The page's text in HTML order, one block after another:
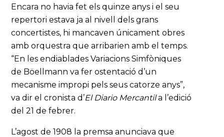
Encara no havia fet els quinze anys i el seu
repertori estava ja al nivell dels grans
concertistes, hi mancaven únicament obres
amb orquestra que arribarien amb el temps.
“En les endiablades Variacions Simfòniques
de Böellmann va fer ostentació d’un
mecanisme impropi pels seus catorze anys”,
va dir el cronista d’El Diario Mercantila l’edició
del 21 de febrer.
L’agost de 1908 la premsa anunciava que